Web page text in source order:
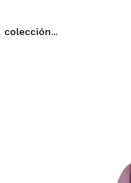
No tengo cuenta
Ines